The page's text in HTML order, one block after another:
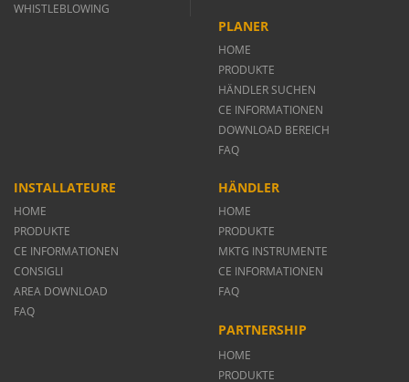
WHISTLEBLOWING
PLANER
HOME
PRODUKTE
HÄNDLER SUCHEN
CE INFORMATIONEN
DOWNLOAD BEREICH
FAQ
INSTALLATEURE
HOME
PRODUKTE
CE INFORMATIONEN
CONSIGLI
AREA DOWNLOAD
FAQ
HÄNDLER
HOME
PRODUKTE
MKTG INSTRUMENTE
CE INFORMATIONEN
FAQ
PARTNERSHIP
HOME
PRODUKTE